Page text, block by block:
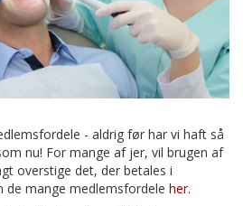
- aldrig før har vi haft så
nu! For mange af jer, vil brugen af
overstige det, der betales i
mange medlemsfordele her.